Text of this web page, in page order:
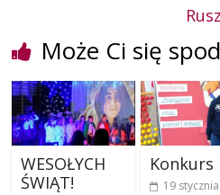
Może Ci się
WESOŁYCH
ŚWIĄT!
Konkurs
19 stycznia